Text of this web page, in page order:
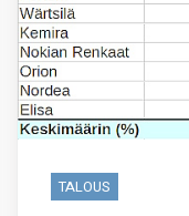
TALOUS